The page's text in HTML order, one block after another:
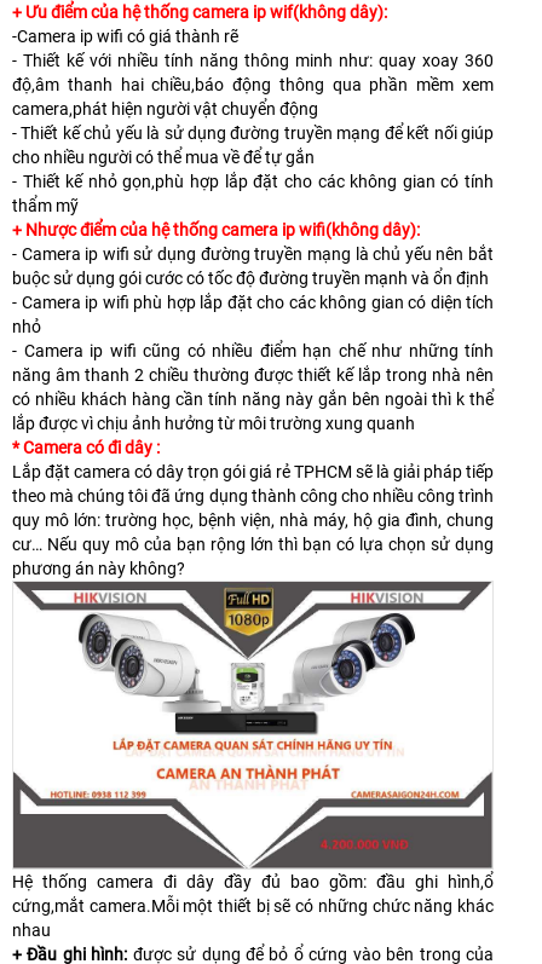
+ Ưu điểm của hệ thống camera ip wif(không dây):
-Camera ip wifi có giá thành rẽ
- Thiết kế với nhiều tính năng thông minh như: quay xoay 360
độ,âm thanh hai chiều,báo động thông qua phần mềm xem
camera,phát hiện người vật chuyển động
- Thiết kế chủ yếu là sử dụng đường truyền mạng để kết nối giúp
cho nhiều người có thể mua về để tự gắn
- Thiết kế nhỏ gọn,phù hợp lắp đặt cho các không gian có tính
thẩm mỹ
+ Nhược điểm của hệ thống camera ip wifi(không dây):
- Camera ip wifi sử dụng đường truyền mạng là chủ yếu nên bắt
buộc sử dụng gói cước có tốc độ đường truyền mạnh và ổn định
- Camera ip wifi phù hợp lắp đặt cho các không gian có diện tích
nhỏ
- Camera ip wifi cũng có nhiều điểm hạn chế như những tính
năng âm thanh 2 chiều thường được thiết kế lắp trong nhà nên
có nhiều khách hàng cần tính năng này gắn bên ngoài thì k thể
lắp được vì chịu ảnh hưởng từ môi trường xung quanh
* Camera có đi dây :
Lắp đặt camera có dây trọn gói giá rẻ TPHCM sẽ là giải pháp tiếp
theo mà chúng tôi đã ứng dụng thành công cho nhiều công trình
quy mô lớn: trường học, bệnh viện, nhà máy, hộ gia đình, chung
cư… Nếu quy mô của bạn rộng lớn thì bạn có lựa chọn sử dụng
phương án này không?
Hệ thống camera đi dây đầy đủ bao gồm: đầu ghi hình,ổ
cứng,mắt camera.Mỗi một thiết bị sẽ có những chức năng khác
nhau
+ Đầu ghi hình: được sử dụng để bỏ ổ cứng vào bên trong của